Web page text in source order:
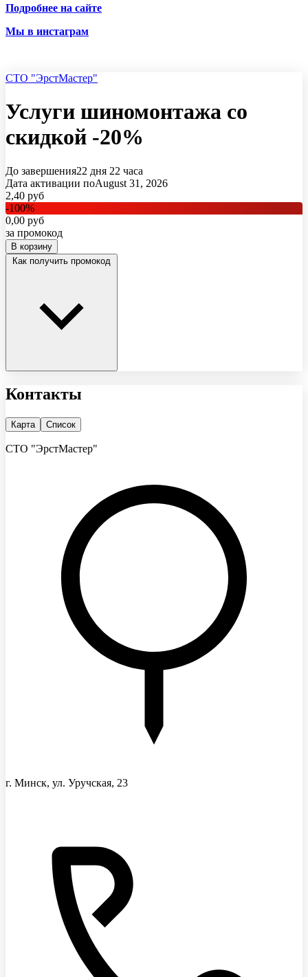
Подробнее на сайте
Мы в инстаграм
СТО "ЭрстМастер"
Услуги шиномонтажа со
скидкой -20%
До завершения22 дня 22 часа
Дата активации поAugust 31, 2026
2,40 руб
-100%
0,00 руб
за промокод
В корзину
Как получить промокод
Контакты
Карта Список
СТО "ЭрстМастер"
г. Минск, ул. Уручская, 23